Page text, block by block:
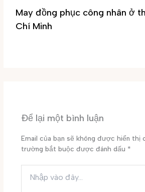
May đồng phục công nhân ở
Chí Minh
Để lại một bình luận
Email của bạn sẽ không được hiển thị
trường bắt buộc được đánh dấu *
vào